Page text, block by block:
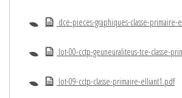
dce-pieces-graphiques-classe-primaire-
lot-00-cctp-geuneuraliteus-tce-classe-
lot-09-cctp-classe-primaire-elliant1.pdf